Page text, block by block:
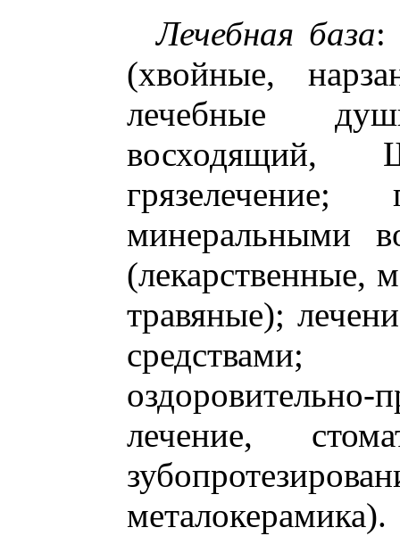
Лечебная база:
(хвойные,
лечебные
восходящий,
грязелечение;
минеральными
(лекарственные,
травяные);
средствами;
оздоровительно-
лечение,
металокерамика).